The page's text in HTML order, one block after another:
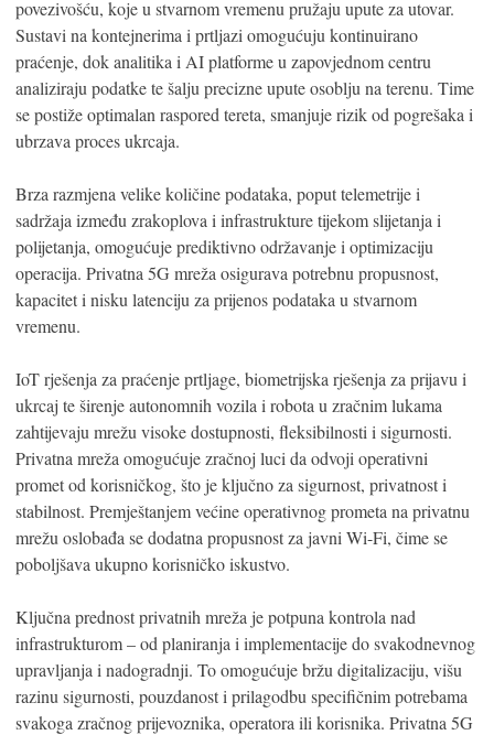
povezivošću, koje u stvarnom vremenu pružaju upute za utovar.
Sustavi na kontejnerima i prtljazi omogućuju kontinuirano
praćenje, dok analitika i AI platforme u zapovjednom centru
analiziraju podatke te šalju precizne upute osoblju na terenu. Time
se postiže optimalan raspored tereta, smanjuje rizik od pogrešaka i
ubrzava proces ukrcaja.
Brza razmjena velike količine podataka, poput telemetrije i
sadržaja između zrakoplova i infrastrukture tijekom slijetanja i
polijetanja, omogućuje prediktivno održavanje i optimizaciju
operacija. Privatna 5G mreža osigurava potrebnu propusnost,
kapacitet i nisku latenciju za prijenos podataka u stvarnom
vremenu.
IoT rješenja za praćenje prtljage, biometrijska rješenja za prijavu i
ukrcaj te širenje autonomnih vozila i robota u zračnim lukama
zahtijevaju mrežu visoke dostupnosti, fleksibilnosti i sigurnosti.
Privatna mreža omogućuje zračnoj luci da odvoji operativni
promet od korisničkog, što je ključno za sigurnost, privatnost i
stabilnost. Premještanjem većine operativnog prometa na privatnu
mrežu oslobađa se dodatna propusnost za javni Wi-Fi, čime se
poboljšava ukupno korisničko iskustvo.
Ključna prednost privatnih mreža je potpuna kontrola nad
infrastrukturom – od planiranja i implementacije do svakodnevnog
upravljanja i nadogradnji. To omogućuje bržu digitalizaciju, višu
razinu sigurnosti, pouzdanost i prilagodbu specifičnim potrebama
svakoga zračnog prijevoznika, operatora ili korisnika. Privatna 5G